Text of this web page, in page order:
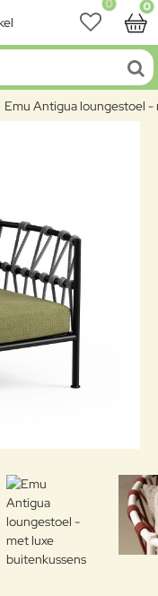
0 0
Emu Antigua loungestoel -